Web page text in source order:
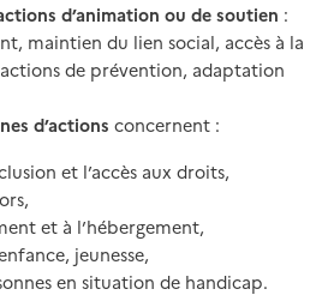
d’animation ou de soutien :
maintien du lien social, accès à la
de prévention, adaptation
d’actions concernent :
et l’accès aux droits,
et à l’hébergement,
jeunesse,
en situation de handicap.